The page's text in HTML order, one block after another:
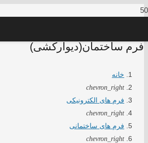
فرم ساختمان(دیوارکشی)
خانه
chevron_right
فرم های الکترونیکی
chevron_right
فرم های ساختمانی
chevron_right